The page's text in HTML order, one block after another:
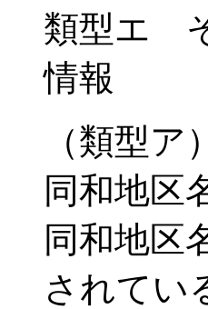
類型エ
情報
（類型ア）
同和地区
同和地区
されてい